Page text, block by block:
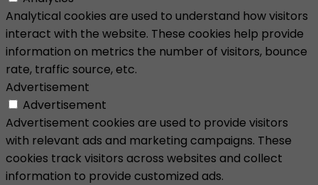
Analytical cookies are used to understand how visitors
interact with the website. These cookies help provide
information on metrics the number of visitors, bounce
rate, traffic source, etc.
Advertisement
Advertisement
Advertisement cookies are used to provide visitors
with relevant ads and marketing campaigns. These
cookies track visitors across websites and collect
information to provide customized ads.